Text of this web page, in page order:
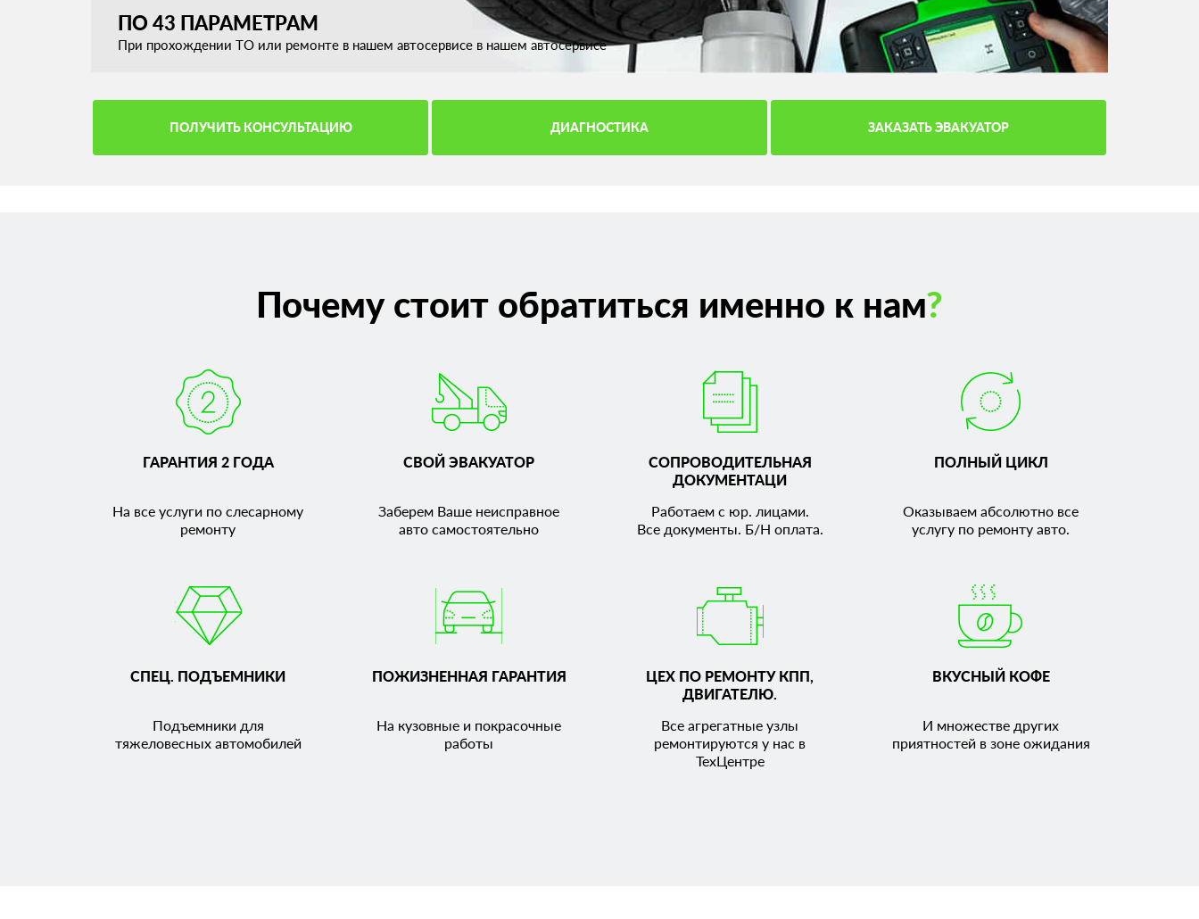
ПО 43 ПАРАМЕТРАМ
При прохождении ТО или ремонте в нашем автосервисе в нашем автосервисе
ПОЛУЧИТЬ КОНСУЛЬТАЦИЮ ДИАГНОСТИКА ЗАКАЗАТЬ ЭВАКУАТОР
Почему стоит обратиться именно к нам?
ГАРАНТИЯ 2 ГОДА
На все услуги по слесарному
ремонту
СВОЙ ЭВАКУАТОР
Заберем Ваше неисправное
авто самостоятельно
СОПРОВОДИТЕЛЬНАЯ
ДОКУМЕНТАЦИ
Работаем с юр. лицами.
Все документы. Б/Н оплата.
ПОЛНЫЙ ЦИКЛ
Оказываем абсолютно все
услугу по ремонту авто.
СПЕЦ. ПОДЪЕМНИКИ
Подъемники для
тяжеловесных автомобилей
ПОЖИЗНЕННАЯ ГАРАНТИЯ
На кузовные и покрасочные
работы
ЦЕХ ПО РЕМОНТУ КПП,
ДВИГАТЕЛЮ.
Все агрегатные узлы
ремонтируются у нас в
ТехЦентре
ВКУСНЫЙ КОФЕ
И множестве других
приятностей в зоне ожидания